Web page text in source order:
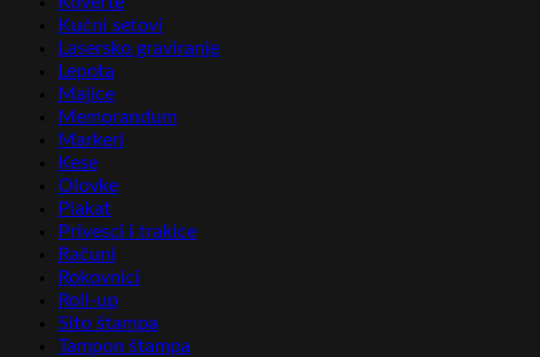
Kućni setovi
Lasersko graviranje
Lepota
Majice
Memorandum
Markeri
Kese
Olovke
Plakat
Privesci i trakice
Računi
Rokovnici
Roll-up
Sito štampa
Tampon štampa